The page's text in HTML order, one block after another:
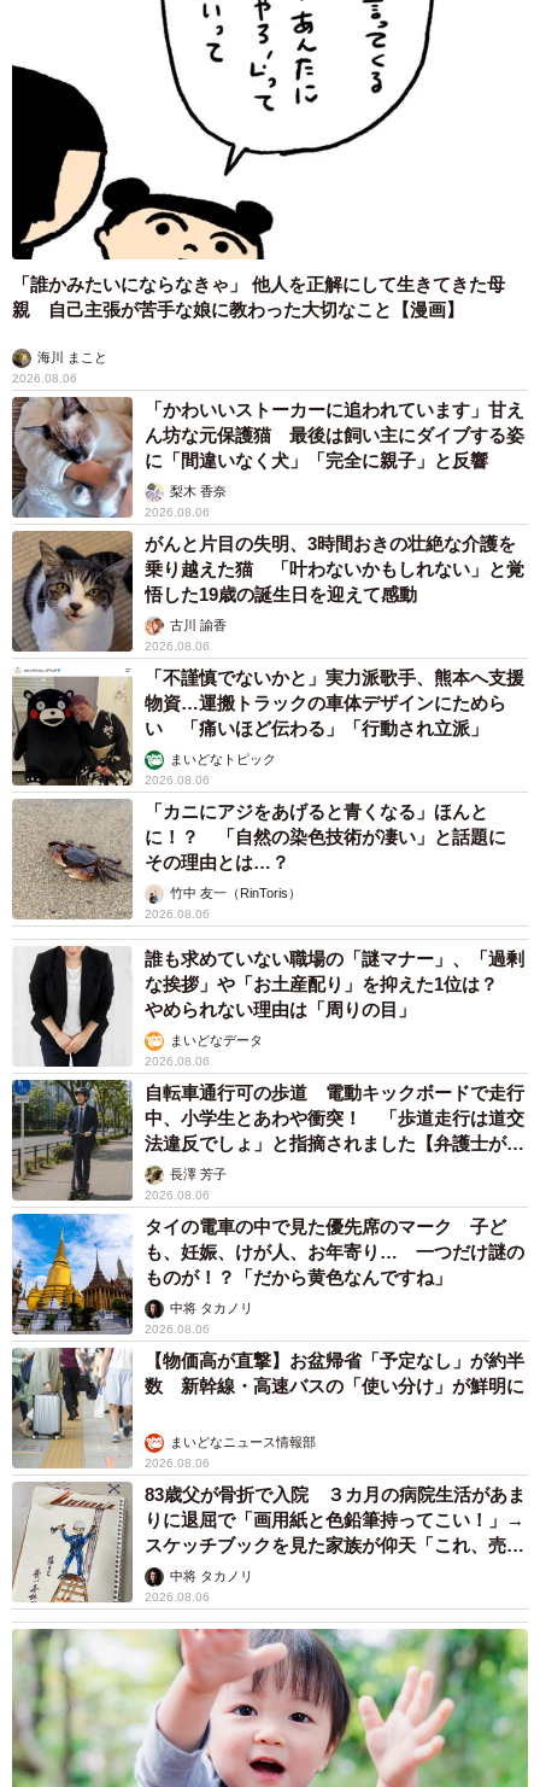
「誰かみたいにならなきゃ」 他人を正解にして生きてきた母
親 自己主張が苦手な娘に教わった大切なこと【漫画】
海川 まこと
2026.08.06
「かわいいストーカーに追われています」甘え
ん坊な元保護猫 最後は飼い主にダイブする姿
に「間違いなく犬」「完全に親子」と反響
梨木 香奈
2026.08.06
がんと片目の失明、3時間おきの壮絶な介護を
乗り越えた猫 「叶わないかもしれない」と覚
悟した19歳の誕生日を迎えて感動
古川 諭香
2026.08.06
「不謹慎でないかと」実力派歌手、熊本へ支援
物資…運搬トラックの車体デザインにためら
い 「痛いほど伝わる」「行動され立派」
まいどなトピック
2026.08.06
「カニにアジをあげると青くなる」ほんと
に！？ 「自然の染色技術が凄い」と話題に
その理由とは…？
竹中 友一（RinToris）
2026.08.06
誰も求めていない職場の「謎マナー」、「過剰
な挨拶」や「お土産配り」を抑えた1位は？
やめられない理由は「周りの目」
まいどなデータ
2026.08.06
自転車通行可の歩道 電動キックボードで走行
中、小学生とあわや衝突！ 「歩道走行は道交
法違反でしょ」と指摘されました【弁護士が解
説】長澤 芳子
2026.08.06
タイの電車の中で見た優先席のマーク 子ど
も、妊娠、けが人、お年寄り… 一つだけ謎の
ものが！？「だから黄色なんですね」
中将 タカノリ
2026.08.06
【物価高が直撃】お盆帰省「予定なし」が約半
数 新幹線・高速バスの「使い分け」が鮮明に
まいどなニュース情報部
2026.08.06
83歳父が骨折で入院 ３カ月の病院生活があま
りに退屈で「画用紙と色鉛筆持ってこい！」→
スケッチブックを見た家族が仰天「これ、売れ
ますよ…」
中将 タカノリ
2026.08.06